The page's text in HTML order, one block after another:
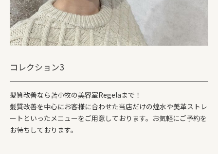
コレクション3
髪質改善なら苫小牧の美容室Regelaまで！
髪質改善を中心にお客様に合わせた当店だけの煌水や美革ストレ
ートといったメニューをご用意しております。お気軽にご予約を
お待ちしております。